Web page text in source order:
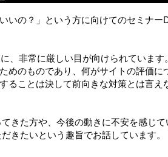
いの？」という方に向けてのセミナー
、非常に厳しい目が向けられています。
めのものであり、何がサイトの評価に
ることは決して前向きな対策とは言え
きた方や、今後の動きに不安を感じて
きたいという趣旨でお話しています。